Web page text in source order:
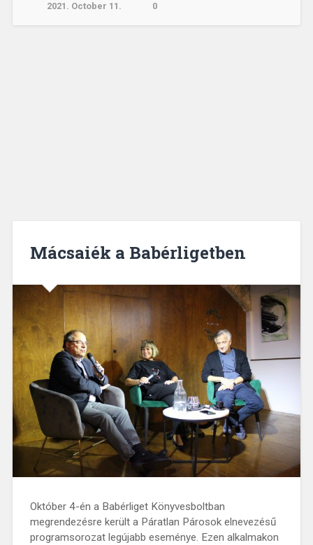
2021. October 11. 0
Mácsaiék a Babérligetben
Október 4-én a Babérliget Könyvesboltban
megrendezésre került a Páratlan Párosok elnevezésű
programsorozat legújabb eseménye. Ezen alkalmakon